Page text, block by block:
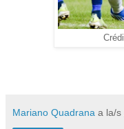
Mariano Quadrana a la/s